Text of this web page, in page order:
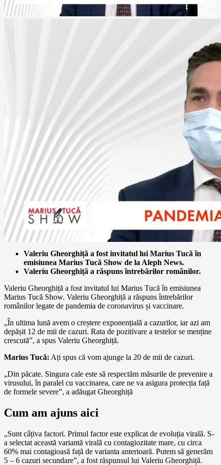
Valeriu Gheorghiță a fost invitatul lui Marius Tucă în
emisiunea Marius Tucă Show de la Aleph News.
Valeriu Gheorghiță a răspuns întrebărilor românilor.
Valeriu Gheorghiță a fost invitatul lui Marius Tucă în emisiunea
Marius Tucă Show. Valeriu Gheorghiță a răspuns întrebărilor
românilor legate de pandemia de coronavirus și vaccinare.
„În ultima lună avem o creștere exponențială a cazurilor, iar azi am
depășit 12 de mii de cazuri. Rata de pozitivare a testelor se menține
crescută”, a spus Valeriu Gheorghiță.
Marius Tucă: Ați spus că vom ajunge la 20 de mii de cazuri.
„Din păcate. Singura cale este să respectăm măsurile de prevenire a
virusului, în paralel cu vaccinarea, care ne va asigura protecția față
de formele severe”, a adăugat Gheorghiță
Cum am ajuns aici
„Sunt câțiva factori. Primul factor este explicat de evoluția virală. S-
a selectat această variantă virală cu contagiozitate mare, cu circa
60% mai contagioasă față de varianta anterioară. Putem să generăm
5 – 6 cazuri secundare”, a fost răspunsul lui Valeriu Gheorghiță.